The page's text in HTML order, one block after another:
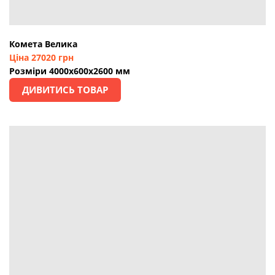
Комета Велика
Ціна 27020 грн
Розміри 4000х600х2600 мм
ДИВИТИСЬ ТОВАР